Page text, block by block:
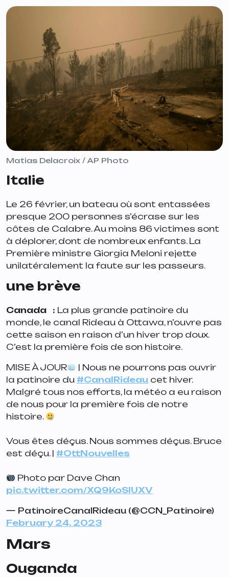
Matias Delacroix / AP Photo
Italie
Le 26 février, un bateau où sont entassées
presque 200 personnes s’écrase sur les
côtes de Calabre. Au moins 86 victimes sont
à déplorer, dont de nombreux enfants. La
Première ministre Giorgia Meloni rejette
unilatéralement la faute sur les passeurs.
une brève
Canada : La plus grande patinoire du
monde, le canal Rideau à Ottawa, n’ouvre pas
cette saison en raison d’un hiver trop doux.
C’est la première fois de son histoire.
MISE À JOUR
| Nous ne pourrons pas ouvrir
la patinoire du #CanalRideau cet hiver.
Malgré tous nos efforts, la météo a eu raison
de nous pour la première fois de notre
histoire.
Vous êtes déçus. Nous sommes déçus. Bruce
est déçu. | #OttNouvelles
Photo par Dave Chan
pic.twitter.com/XQ9KoSIUXV
— PatinoireCanalRideau (@CCN_Patinoire)
February 24, 2023
Mars
Ouganda